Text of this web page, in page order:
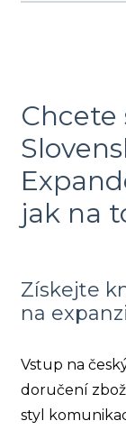
Chcete
jak na
Získejte
na expanzi
Vstup na
doručení
styl